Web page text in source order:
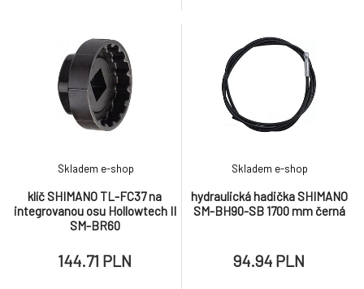
klíč SHIMANO TL-FC37 na
integrovanou osu Hollowtech II
SM-BR60
Skladem e-shop
144.71 PLN
hydraulická hadička SHIMANO
SM-BH90-SB 1700 mm černá
Skladem e-shop
94.94 PLN